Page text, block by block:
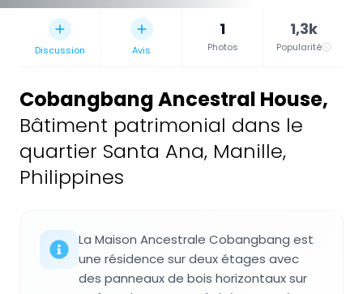
Discussion Avis
1
Photos
1,3k
Popularité
Cobangbang Ancestral House,
Bâtiment patrimonial dans le
quartier Santa Ana, Manille,
Philippines
La Maison Ancestrale Cobangbang est
une résidence sur deux étages avec
des panneaux de bois horizontaux sur